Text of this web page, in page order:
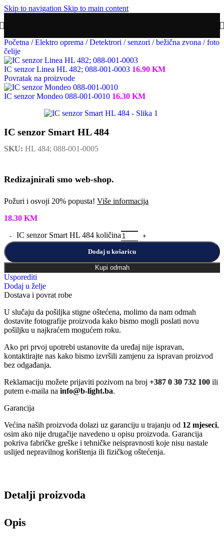
Skip to navigation Skip to main content
Početna / Elektro oprema / Detektrori / senzori / bežična zvona / foto
čelije
IC senzor Linea HL 482; 088-001-0003 16.90 KM
Povratak na proizvode
IC senzor Mondeo 088-001-0010 16.30 KM
IC senzor Smart HL 484
SKU: HL 484; 088-001-0005
Redizajnirali smo web-shop.
Požuri i osvoji 20% popusta! Više informacija
18.30 KM
IC senzor Smart HL 484 količina
Dodaj u košaricu
Kupi odmah
Usporediti
Dodaj u želje
Dostava i povrat robe
U slučaju da pošiljka stigne oštećena, molimo da nam odmah
dostavite fotografije proizvoda kako bismo mogli poslati novu
pošiljku u najkraćem mogućem roku.
Ako pri prvoj upotrebi ustanovite da uređaj nije ispravan,
kontaktirajte nas kako bismo izvršili zamjenu za ispravan proizvod
bez odgađanja.
Reklamaciju možete prijaviti pozivom na broj +387 0 30 732 100 ili
putem e-maila na info@b-light.ba.
Garancija
Većina naših proizvoda dolazi uz garanciju u trajanju od 12 mjeseci,
osim ako nije drugačije navedeno u opisu proizvoda. Garancija
pokriva fabričke greške i tehničke neispravnosti koje nisu nastale
uslijed nepravilnog korištenja ili fizičkog oštećenja.
Detalji proizvoda
Opis